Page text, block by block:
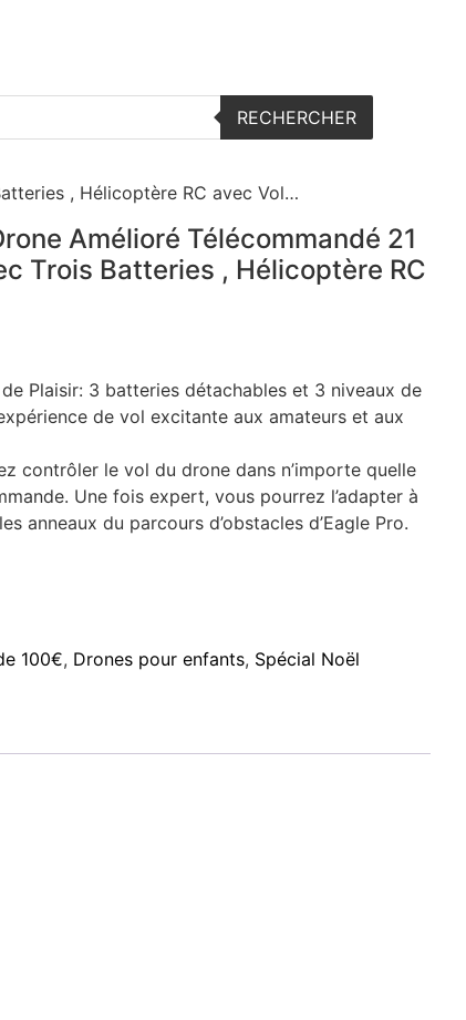
RECHERCHER
, Hélicoptère RC avec Vol…
Amélioré Télécommandé 21
Trois Batteries , Hélicoptère RC
Plaisir: 3 batteries détachables et 3 niveaux de
de vol excitante aux amateurs et aux
contrôler le vol du drone dans n’importe quelle
Une fois expert, vous pourrez l’adapter à
anneaux du parcours d’obstacles d’Eagle Pro.
100€, Drones pour enfants, Spécial Noël